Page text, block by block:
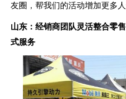
友圈，帮我们的活动增加更多人
山东：经销商团队灵活整合零
式服务